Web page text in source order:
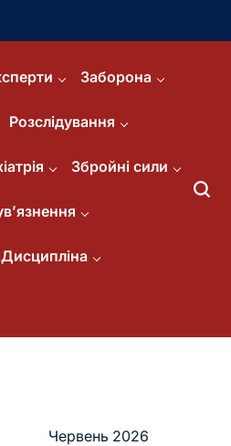
Заборона
Розслідування
Збройні сили
Дисципліна
Червень 2026